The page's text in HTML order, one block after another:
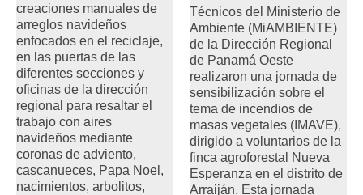
creaciones manuales de
arreglos navideños
enfocados en el reciclaje,
en las puertas de las
diferentes secciones y
oficinas de la dirección
regional para resaltar el
trabajo con aires
navideños mediante
coronas de adviento,
cascanueces, Papa Noel,
nacimientos, arbolitos,
Técnicos del Ministerio de
Ambiente (MiAMBIENTE)
de la Dirección Regional
de Panamá Oeste
realizaron una jornada de
sensibilización sobre el
tema de incendios de
masas vegetales (IMAVE),
dirigido a voluntarios de la
finca agroforestal Nueva
Esperanza en el distrito de
Arraiján. Esta jornada